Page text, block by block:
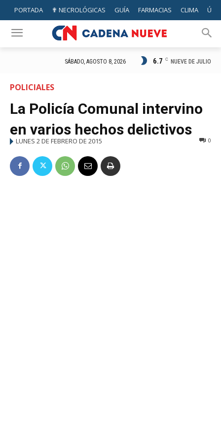
PORTADA ✟ NECROLÓGICAS GUÍA FARMACIAS CLIMA
SÁBADO, AGOSTO 8, 2026 6.7 C NUEVE DE JULIO
POLICIALES
La Policía Comunal intervino
en varios hechos delictivos
LUNES 2 DE FEBRERO DE 2015 0